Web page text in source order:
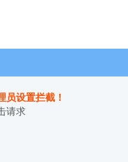
员设置拦截！
请求